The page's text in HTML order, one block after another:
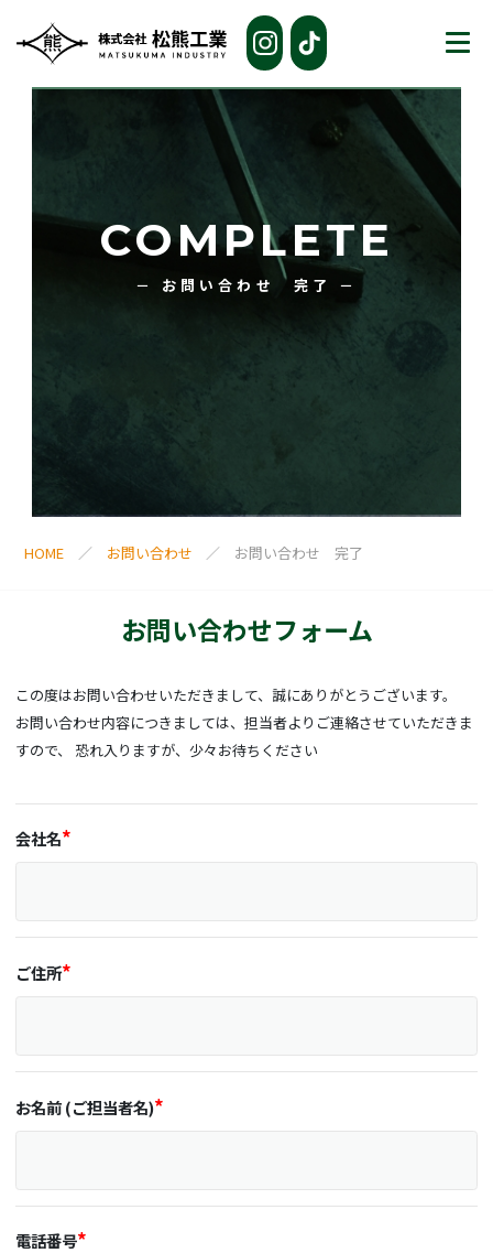
COMPLETE
－ お問い合わせ 完了 －
HOME お問い合わせ お問い合わせ 完了
お問い合わせフォーム
この度はお問い合わせいただきまして、誠にありがとうございます。
お問い合わせ内容につきましては、担当者よりご連絡させていただきま
すので、 恐れ入りますが、少々お待ちください
会社名
ご住所
お名前 (ご担当者名)
電話番号